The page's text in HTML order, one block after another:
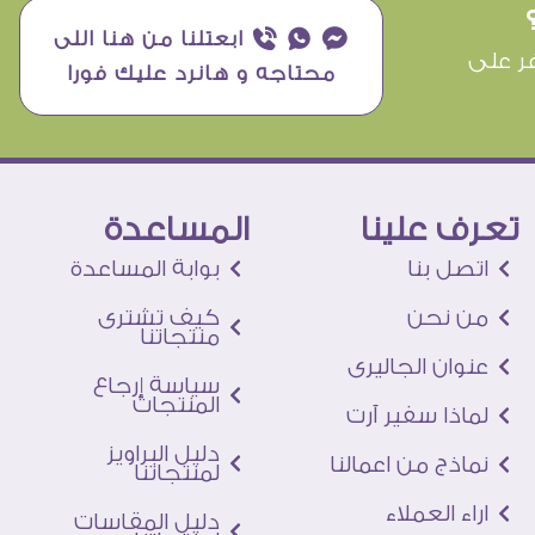
على
¥ ₧ ƒ ابعتلنا من هنا اللى
محتاجه و هانرد عليك فورا
تعرف علينا
اتصل بنا
من نحن
عنوان الجاليرى
لماذا سفير آرت
نماذج من اعمالنا
اراء العملاء
المساعدة
بوابة المساعدة
كيف تشترى
منتجاتنا
سياسة إرجاع
المنتجات
دليل البراويز
لمنتجاتنا
دليل المقاسات